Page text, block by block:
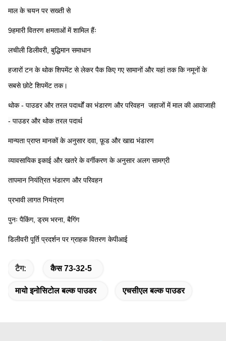
माल के चयन पर सख्ती से
9हमारी वितरण क्षमताओं में शामिल हैंः
लचीली डिलीवरी, बुद्धिमान समाधान
हजारों टन के थोक शिपमेंट से लेकर पैक किए गए सामानों और यहां तक कि नमूनों के
सबसे छोटे शिपमेंट तक।
थोक - पाउडर और तरल पदार्थों का भंडारण और परिवहन ️ जहाजों में माल की आवाजाही
- पाउडर और थोक तरल पदार्थ
मान्यता प्राप्त मानकों के अनुसार दवा, फ़ूड और खाद्य भंडारण
व्यावसायिक इकाई और खतरे के वर्गीकरण के अनुसार अलग सामग्री
तापमान नियंत्रित भंडारण और परिवहन
प्रभावी लागत नियंत्रण
पुनः पैकिंग, ड्रम भरना, बैगिंग
डिलीवरी पूर्ति प्रदर्शन पर ग्राहक वितरण केपीआई
टैग: कैस 73-32-5
मायो इनोसिटोल बल्क पाउडर एचसीएल बल्क पाउडर